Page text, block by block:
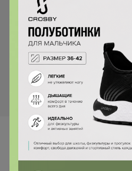
СКИДКА !
2 350р
Рубашка 2053
Самые желанные